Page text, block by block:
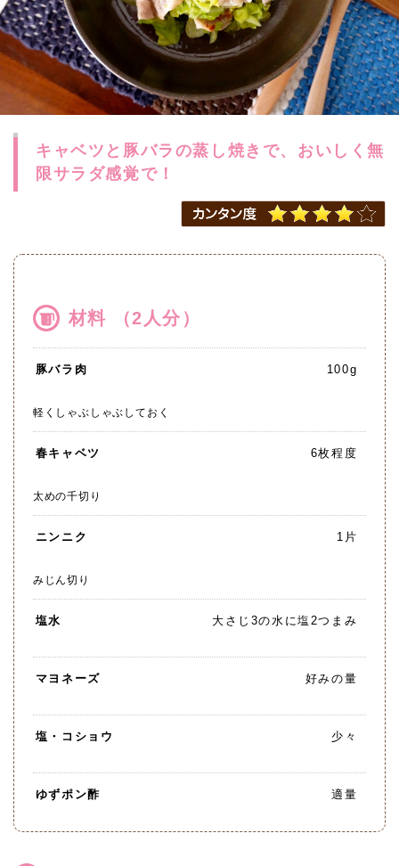
キャベツと豚バラの蒸し焼きで、おいしく無
限サラダ感覚で！
材料 （2人分）
豚バラ肉 100g
軽くしゃぶしゃぶしておく
春キャベツ 6枚程度
太めの千切り
ニンニク 1片
みじん切り
塩水 大さじ3の水に塩2つまみ
マヨネーズ 好みの量
塩・コショウ 少々
ゆずポン酢 適量